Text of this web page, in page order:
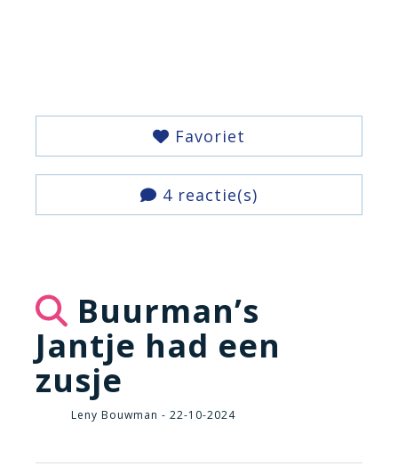
Favoriet
4 reactie(s)
Buurman’s
Jantje had een
zusje
Leny Bouwman - 22-10-2024